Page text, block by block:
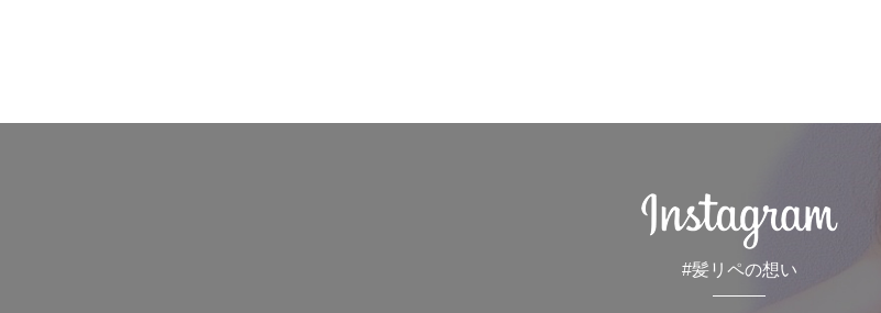
#髪リペの想い